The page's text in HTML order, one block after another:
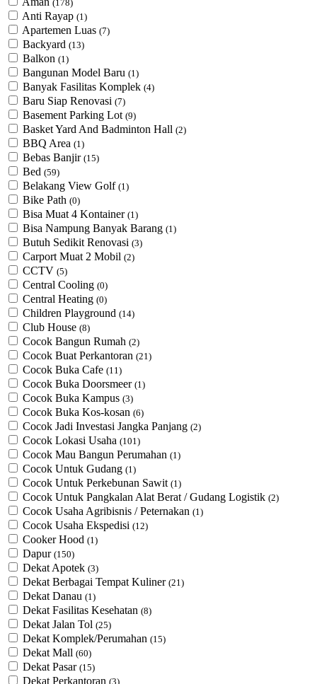
(178)
Anti Rayap (1)
Apartemen Luas (7)
Backyard (13)
Balkon (1)
Bangunan Model Baru (1)
Banyak Fasilitas Komplek (4)
Baru Siap Renovasi (7)
Basement Parking Lot (9)
Basket Yard And Badminton Hall (2)
BBQ Area (1)
Bebas Banjir (15)
Bed (59)
Belakang View Golf (1)
Bike Path (0)
Bisa Muat 4 Kontainer (1)
Bisa Nampung Banyak Barang (1)
Butuh Sedikit Renovasi (3)
Carport Muat 2 Mobil (2)
CCTV (5)
Central Cooling (0)
Central Heating (0)
Children Playground (14)
Club House (8)
Cocok Bangun Rumah (2)
Cocok Buat Perkantoran (21)
Cocok Buka Cafe (11)
Cocok Buka Doorsmeer (1)
Cocok Buka Kampus (3)
Cocok Buka Kos-kosan (6)
Cocok Jadi Investasi Jangka Panjang (2)
Cocok Lokasi Usaha (101)
Cocok Mau Bangun Perumahan (1)
Cocok Untuk Gudang (1)
Cocok Untuk Perkebunan Sawit (1)
Cocok Untuk ​Pangkalan Alat Berat / Gudang Logistik (2)
Cocok Usaha Agribisnis / Peternakan (1)
Cocok Usaha Ekspedisi (12)
Cooker Hood (1)
Dapur (150)
Dekat Apotek (3)
Dekat Berbagai Tempat Kuliner (21)
Dekat Danau (1)
Dekat Fasilitas Kesehatan (8)
Dekat Jalan Tol (25)
Dekat Komplek/Perumahan (15)
Dekat Mall (60)
Dekat Pasar (15)
Dekat Perkantoran (3)